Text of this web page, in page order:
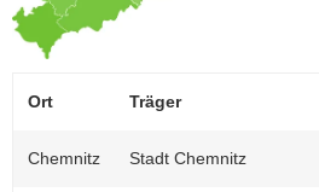
Ort Träger
Chemnitz Stadt Chemnitz